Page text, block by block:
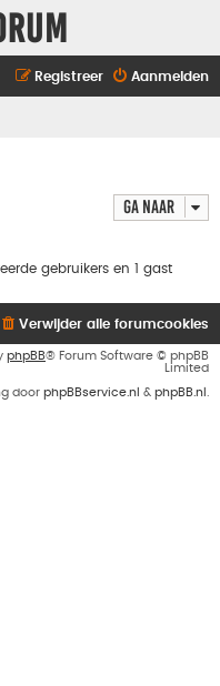
Aanmelden
Registreer
Ga naar
gebruikers en 1 gast
Verwijder alle forumcookies
phpBB® Forum Software © phpBB
Limited
door phpBBservice.nl & phpBB.nl .